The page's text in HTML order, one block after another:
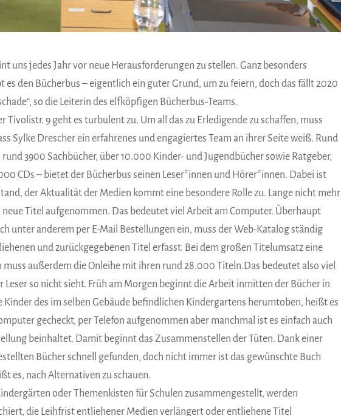
uns jedes Jahr vor neue Herausforderungen zu stellen. Ganz besonders
es den Bücherbus – eigentlich ein guter Grund, um zu feiern, doch das fällt 2020
so die Leiterin des elfköpfigen Bücherbus-Teams.
Tivolistr. 9 geht es turbulent zu. Um all das zu Erledigende zu schaffen, muss
Sylke Drescher ein erfahrenes und engagiertes Team an ihrer Seite weiß. Rund
3900 Sachbücher, über 10.000 Kinder- und Jugendbücher sowie Ratgeber,
CDs – bietet der Bücherbus seinen Leser*innen und Hörer*innen. Dabei ist
der Aktualität der Medien kommt eine besondere Rolle zu. Lange nicht mehr
Titel aufgenommen. Das bedeutet viel Arbeit am Computer. Überhaupt
unter anderem per E-Mail Bestellungen ein, muss der Web-Katalog ständig
und zurückgegebenen Titel erfasst. Bei dem großen Titelumsatz eine
außerdem die Onleihe mit ihren rund 28.000 Titeln.Das bedeutet also viel
so nicht sieht. Früh am Morgen beginnt die Arbeit inmitten der Bücher in
des im selben Gebäude befindlichen Kindergartens herumtoben, heißt es
gecheckt, per Telefon aufgenommen aber manchmal ist es einfach auch
beinhaltet. Damit beginnt das Zusammenstellen der Tüten. Dank einer
Bücher schnell gefunden, doch nicht immer ist das gewünschte Buch
es, nach Alternativen zu schauen.
oder Themenkisten für Schulen zusammengestellt, werden
die Leihfrist entliehener Medien verlängert oder entliehene Titel